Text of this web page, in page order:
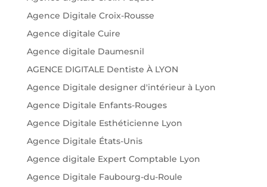
Agence Digitale Croix-Rousse
Agence digitale Cuire
Agence digitale Daumesnil
AGENCE DIGITALE Dentiste À LYON
Agence Digitale designer d'intérieur à Lyon
Agence Digitale Enfants-Rouges
Agence Digitale Esthéticienne Lyon
Agence Digitale États-Unis
Agence digitale Expert Comptable Lyon
Agence Digitale Faubourg-du-Roule